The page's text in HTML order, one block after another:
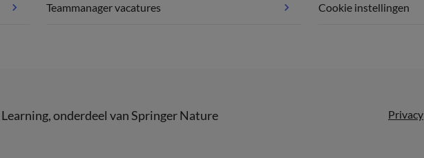
Teammanager vacatures Cookie instellingen
Privacy
, onderdeel vanSpringer Nature